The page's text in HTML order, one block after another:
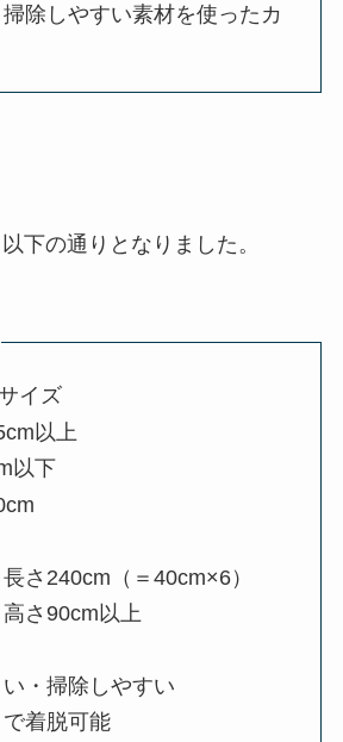
除しやすい素材を使ったカ
下の通りとなりました。
イズ
以上
以下
さ240cm（＝40cm×6）
さ90cm以上
・掃除しやすい
着脱可能